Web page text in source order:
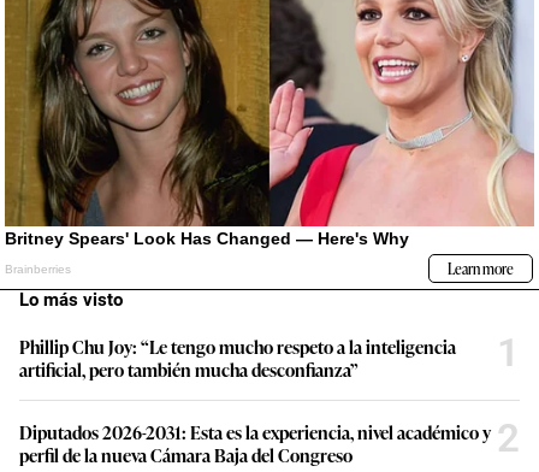
Lo más visto
Phillip Chu Joy: “Le tengo mucho respeto a la inteligencia
artificial, pero también mucha desconfianza”
1
Diputados 2026-2031: Esta es la experiencia, nivel académico y
perfil de la nueva Cámara Baja del Congreso
2